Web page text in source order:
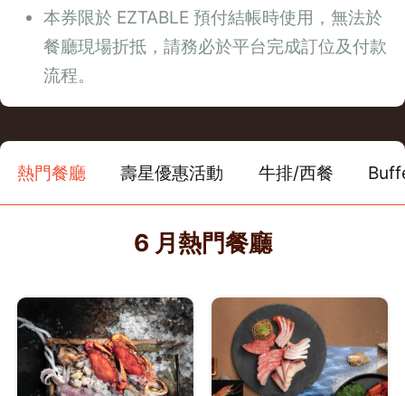
本券限於 EZTABLE 預付結帳時使用，無法於
餐廳現場折抵，請務必於平台完成訂位及付款
流程。
熱門餐廳 壽星優惠活動 牛排/西餐
6 月熱門餐廳